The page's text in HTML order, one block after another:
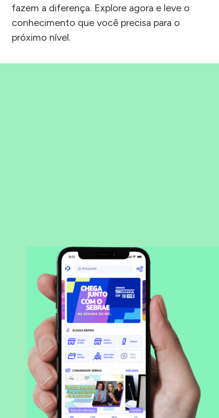
fazem a diferença. Explore agora e leve o
conhecimento que você precisa para o
próximo nível.